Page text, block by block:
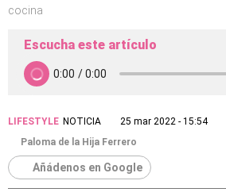
cocina
Escucha este artículo
LIFESTYLE NOTICIA
25 mar 2022 - 15:54
Paloma de la Hija Ferrero
Añádenos en Google